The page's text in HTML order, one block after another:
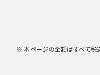
※ 本ページの金額はすべて税